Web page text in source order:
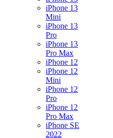
iPhone 13
Mini
iPhone 13
Pro
iPhone 13
Pro Max
iPhone 12
iPhone 12
Mini
iPhone 12
Pro
iPhone 12
Pro Max
iPhone SE
2022